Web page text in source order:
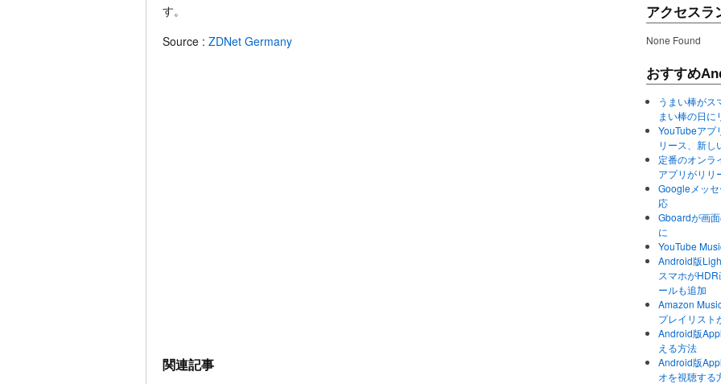
す。
Source : ZDNet Germany
関連記事
アクセスラ
None Found
おすすめ
うまい棒がス
まい棒の日に
YouTubeアプ
リース、新し
定番のオンラ
アプリがリリ
Googleメッ
応
Gboardが画
に
YouTube
Android版
スマホが
ールも追加
Amazon
プレイリスト
Android版
える方法
Android版
オを視聴する